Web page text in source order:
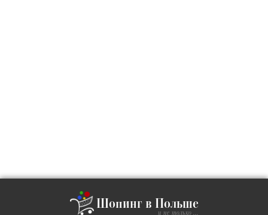
Шопинг в Польше
и не только ...